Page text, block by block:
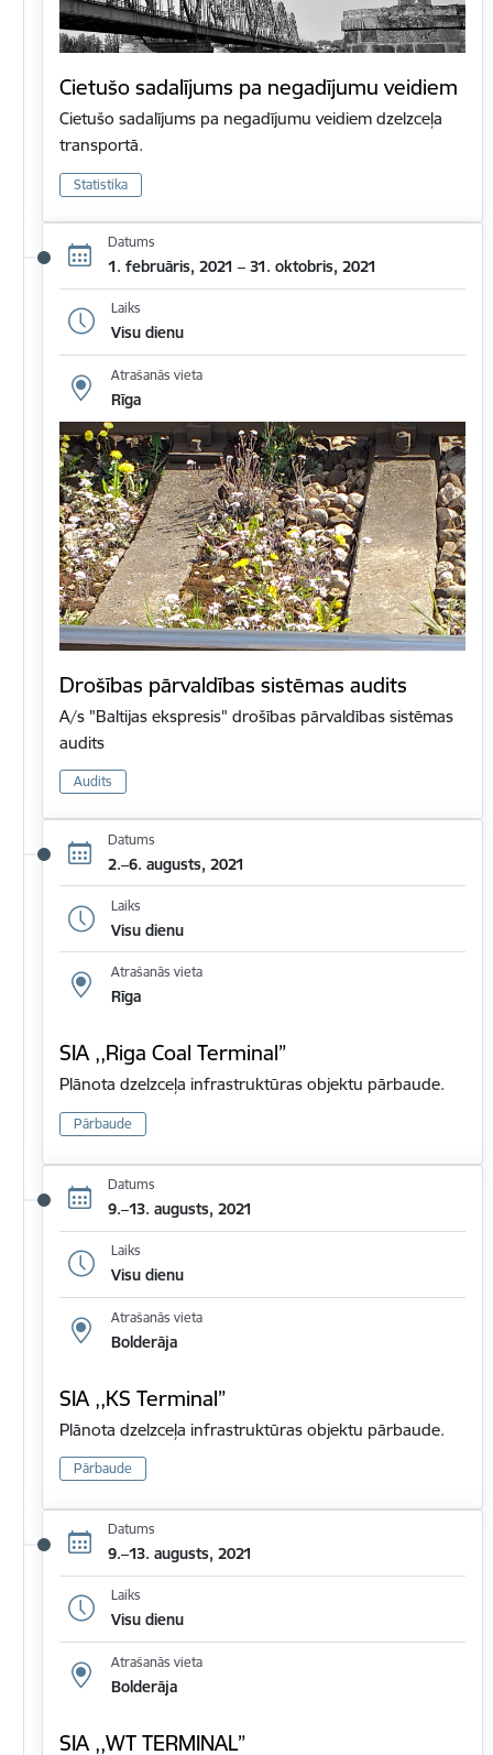
Cietušo sadalījums pa negadījumu veidiem
Cietušo sadalījums pa negadījumu veidiem dzelzceļa
transportā.
Statistika
Datums
1. februāris, 2021 – 31. oktobris, 2021
Laiks
Visu dienu
Atrašanās vieta
Rīga
Drošības pārvaldības sistēmas audits
A/s "Baltijas ekspresis" drošības pārvaldības sistēmas
audits
Audits
Datums
2.–6. augusts, 2021
Laiks
Visu dienu
Atrašanās vieta
Rīga
SIA ,,Riga Coal Terminal”
Plānota dzelzceļa infrastruktūras objektu pārbaude.
Pārbaude
Datums
9.–13. augusts, 2021
Laiks
Visu dienu
Atrašanās vieta
Bolderāja
SIA ,,KS Terminal”
Plānota dzelzceļa infrastruktūras objektu pārbaude.
Pārbaude
Datums
9.–13. augusts, 2021
Laiks
Visu dienu
Atrašanās vieta
Bolderāja
SIA ,,WT TERMINAL”